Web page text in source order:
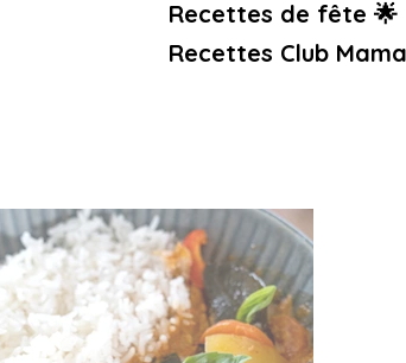
Recettes de fête 🌟
Recettes Club